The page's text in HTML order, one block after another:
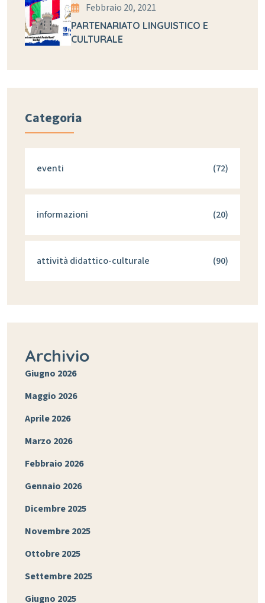
Febbraio 20, 2021
PARTENARIATO LINGUISTICO E
CULTURALE
Categoria
eventi (72)
informazioni (20)
attività didattico-culturale (90)
Archivio
Giugno 2026
Maggio 2026
Aprile 2026
Marzo 2026
Febbraio 2026
Gennaio 2026
Dicembre 2025
Novembre 2025
Ottobre 2025
Settembre 2025
Giugno 2025